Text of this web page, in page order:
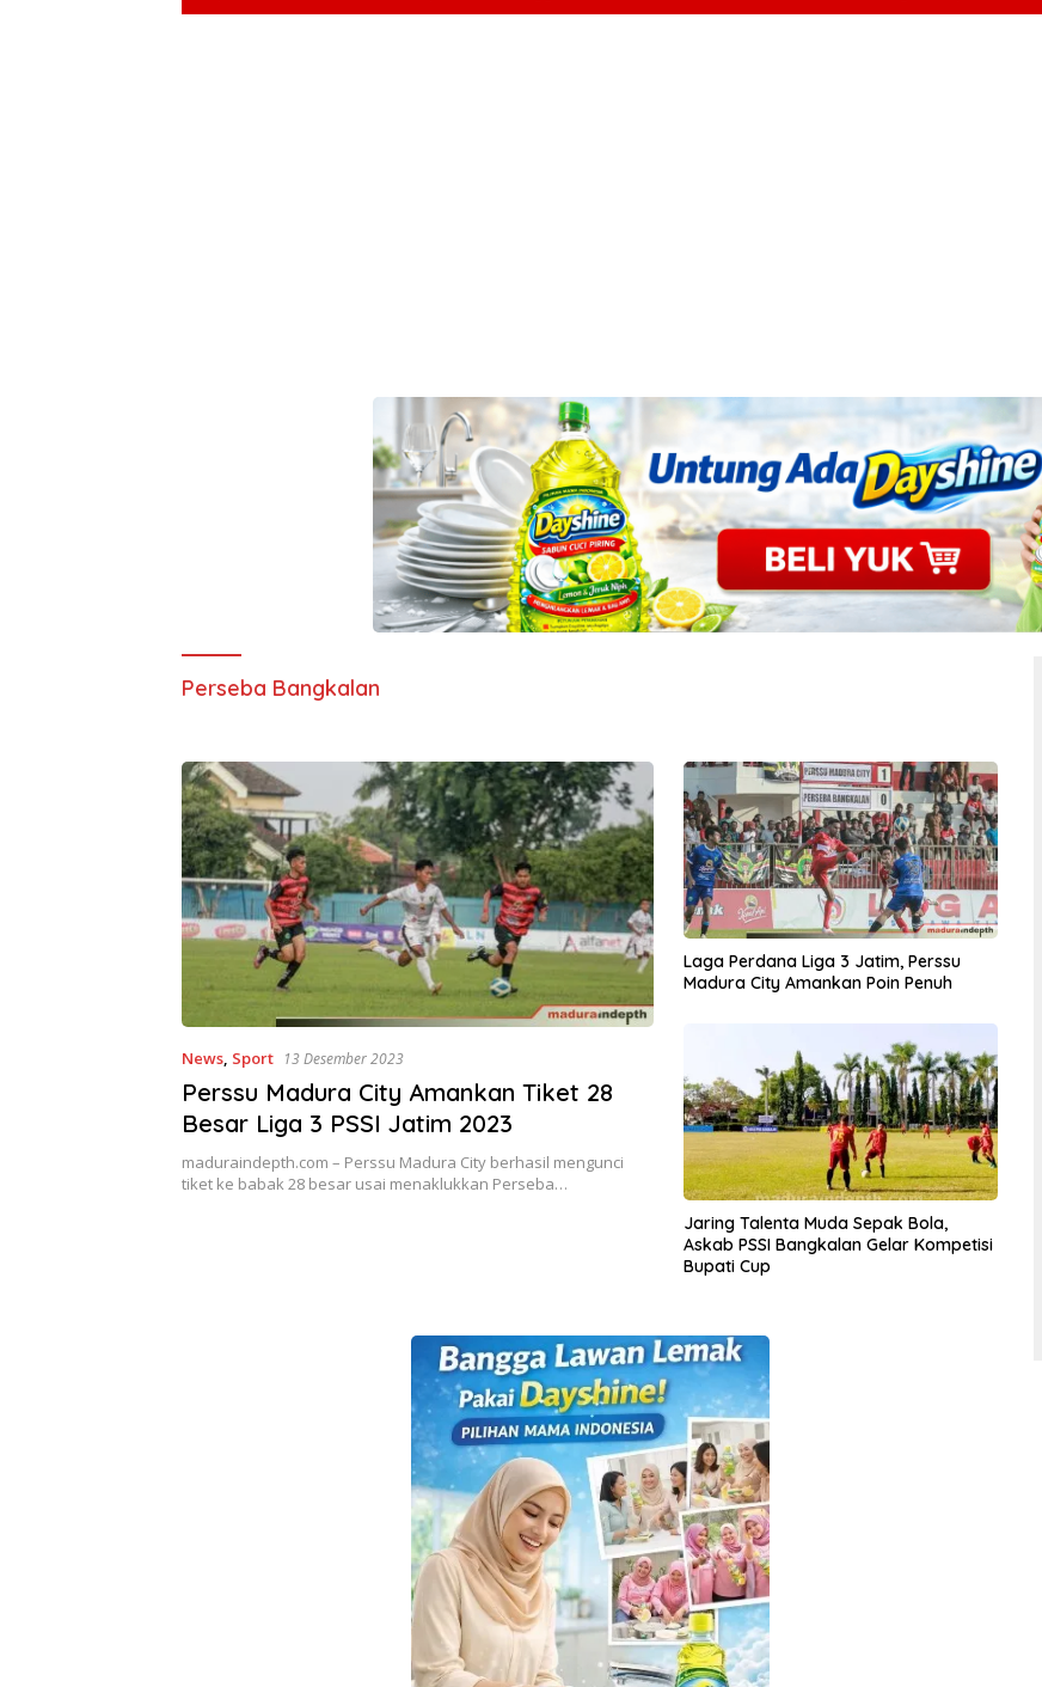
Perseba Bangkalan
News, Sport 13 Desember 2023
Perssu Madura City Amankan Tiket 28
Besar Liga 3 PSSI Jatim 2023
maduraindepth.com – Perssu Madura City berhasil mengunci
tiket ke babak 28 besar usai menaklukkan Perseba…
Laga Perdana Liga 3 Jatim, Perssu
Madura City Amankan Poin Penuh
Jaring Talenta Muda Sepak Bola,
Askab PSSI Bangkalan Gelar Kompetisi
Bupati Cup